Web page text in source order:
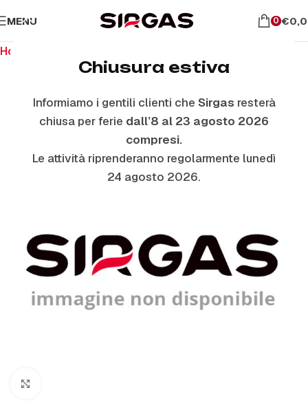
Chiusura estiva
Informiamo i gentili clienti che Sirgas resterà
chiusa per ferie dall’8 al 23 agosto 2026
compresi.
Le attività riprenderanno regolarmente lunedì
24 agosto 2026.
MENU 0 €
Home
ESAURITO